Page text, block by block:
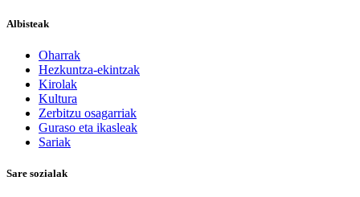
Albisteak
Oharrak
Hezkuntza-ekintzak
Kirolak
Kultura
Zerbitzu osagarriak
Guraso eta ikasleak
Sariak
Sare sozialak